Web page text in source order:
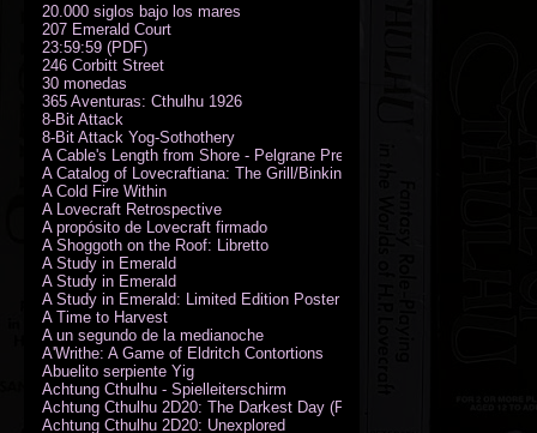
20.000 siglos bajo los mares
207 Emerald Court
23:59:59 (PDF)
246 Corbitt Street
30 monedas
365 Aventuras: Cthulhu 1926
8-Bit Attack
8-Bit Attack Yog-Sothothery
A Cable's Length from Shore - Pelgrane Press' FreeRPG 2018 (PDF)
A Catalog of Lovecraftiana: The Grill/Binkin Collection
A Cold Fire Within
A Lovecraft Retrospective
A propósito de Lovecraft firmado
A Shoggoth on the Roof: Libretto
A Study in Emerald
A Study in Emerald
A Study in Emerald: Limited Edition Poster (Neil Gaiman)
A Time to Harvest
A un segundo de la medianoche
A'Writhe: A Game of Eldritch Contortions
Abuelito serpiente Yig
Achtung Cthulhu - Spielleiterschirm
Achtung Cthulhu 2D20: The Darkest Day (PDF)
Achtung Cthulhu 2D20: Unexplored